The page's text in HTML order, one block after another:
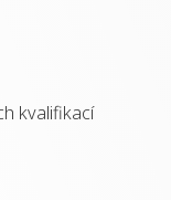
kvalifikací